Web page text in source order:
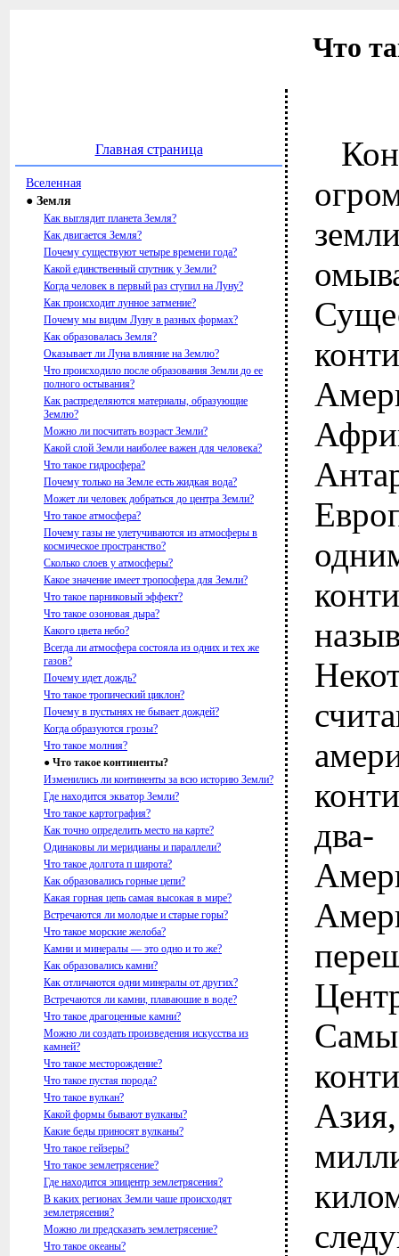
Что
Главная страница
Вселенная
● Земля
Как выглядит планета Земля?
Как двигается Земля?
Почему существуют четыре времени года?
Какой единственный спутник у Земли?
Когда человек в первый раз ступил на Луну?
Как происходит лунное затмение?
Почему мы видим Луну в разных формах?
Как образовалась Земля?
Оказывает ли Луна влияние на Землю?
Что происходило после образования Земли до ее
полного остывания?
Как распределяются материалы, образующие
Землю?
Можно ли посчитать возраст Земли?
Какой слой Земли наиболее важен для человека?
Что такое гидросфера?
Почему только на Земле есть жидкая вода?
Может ли человек добраться до центра Земли?
Что такое атмосфера?
Почему газы не улетучиваются из атмосферы в
космическое пространство?
Сколько слоев у атмосферы?
Какое значение имеет тропосфера для Земли?
Что такое парниковый эффект?
Что такое озоновая дыра?
Какого цвета небо?
Всегда ли атмосфера состояла из одних и тех же
газов?
Почему идет дождь?
Что такое тропический циклон?
Почему в пустынях не бывает дождей?
Когда образуются грозы?
Что такое молния?
● Что такое континенты?
Изменились ли континенты за всю историю Земли?
Где находится экватор Земли?
Что такое картография?
Как точно определить место на карте?
Одинаковы ли меридианы и параллели?
Что такое долгота п широта?
Как образовались горные цепи?
Какая горная цепь самая высокая в мире?
Встречаются ли молодые и старые горы?
Что такое морские желоба?
Камни и минералы — это одно и то же?
Как образовались камни?
Как отличаются одни минералы от других?
Встречаются ли камни, плаваюшие в воде?
Что такое драгоценные камни?
Можно ли создать произведения искусства из
камней?
Что такое месторождение?
Что такое пустая порода?
Что такое вулкан?
Какой формы бывают вулканы?
Какие беды приносят вулканы?
Что такое гейзеры?
Что такое землетрясение?
Где находится эпицентр землетрясения?
В каких регионах Земли чаше происходят
землетрясения?
Можно ли предсказать землетрясение?
Что такое океаны?